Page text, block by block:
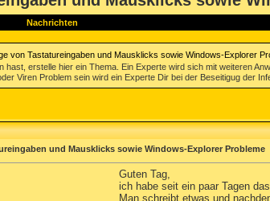
Nachrichten
von Tastatureingaben und Mausklicks sowie Windows-Explorer
erstelle hier ein Thema. Ein Experte wird sich mit weiteren
Viren Problem sein wird ein Experte Dir bei der Beseitigug der
und Mausklicks sowie Windows-Explorer Probleme
Guten Tag,
ich habe seit ein paar Tagen
Man schreibt etwas und